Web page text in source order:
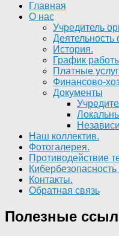
Главная
О нас
Учредитель
Деятельность
История.
График
Платные
Финансово-
Документы
Наш коллектив.
Фотогалерея.
Противодействие
Контакты.
Обратная связь
Полезные